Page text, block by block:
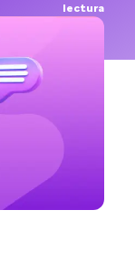
lectura